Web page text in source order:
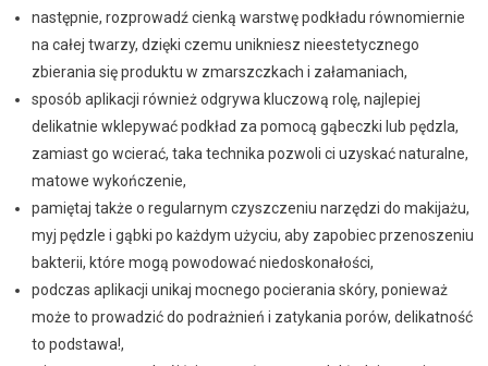
następnie, rozprowadź cienką warstwę podkładu równomiernie
na całej twarzy, dzięki czemu unikniesz nieestetycznego
zbierania się produktu w zmarszczkach i załamaniach,
sposób aplikacji również odgrywa kluczową rolę, najlepiej
delikatnie wklepywać podkład za pomocą gąbeczki lub pędzla,
zamiast go wcierać, taka technika pozwoli ci uzyskać naturalne,
matowe wykończenie,
pamiętaj także o regularnym czyszczeniu narzędzi do makijażu,
myj pędzle i gąbki po każdym użyciu, aby zapobiec przenoszeniu
bakterii, które mogą powodować niedoskonałości,
podczas aplikacji unikaj mocnego pocierania skóry, ponieważ
może to prowadzić do podrażnień i zatykania porów, delikatność
to podstawa!,